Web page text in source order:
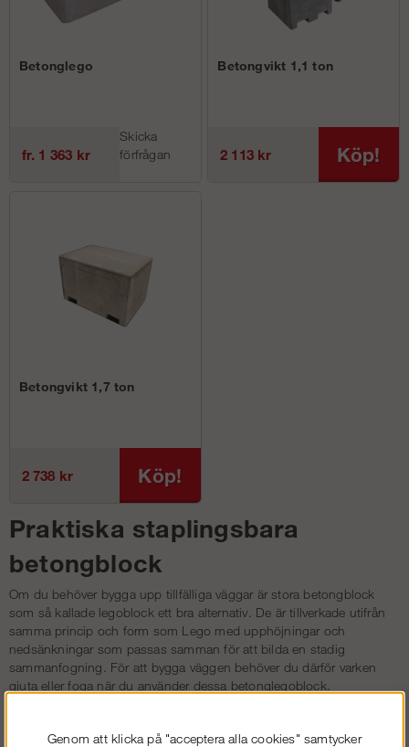
Betonglego
fr. 1 363 kr
Skicka
förfrågan
Betongvikt 1,1 ton
2 113 kr Köp!
Betongvikt 1,7 ton
2 738 kr Köp!
Praktiska staplingsbara
betongblock
Om du behöver bygga upp tillfälliga väggar är stora betongblock
som så kallade legoblock ett bra alternativ. De är tillverkade utifrån
samma princip och form som Lego med upphöjningar och
nedsänkningar som passas samman för att bilda en stadig
sammanfogning. För att bygga väggen behöver du därför varken
gjuta eller foga när du använder dessa betonglegoblock.
slags lager för att förvara material, exempelvis:
Genom att klicka på "acceptera alla cookies" samtycker